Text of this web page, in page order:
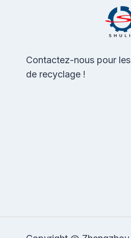
Contactez-nous pour
de recyclage !